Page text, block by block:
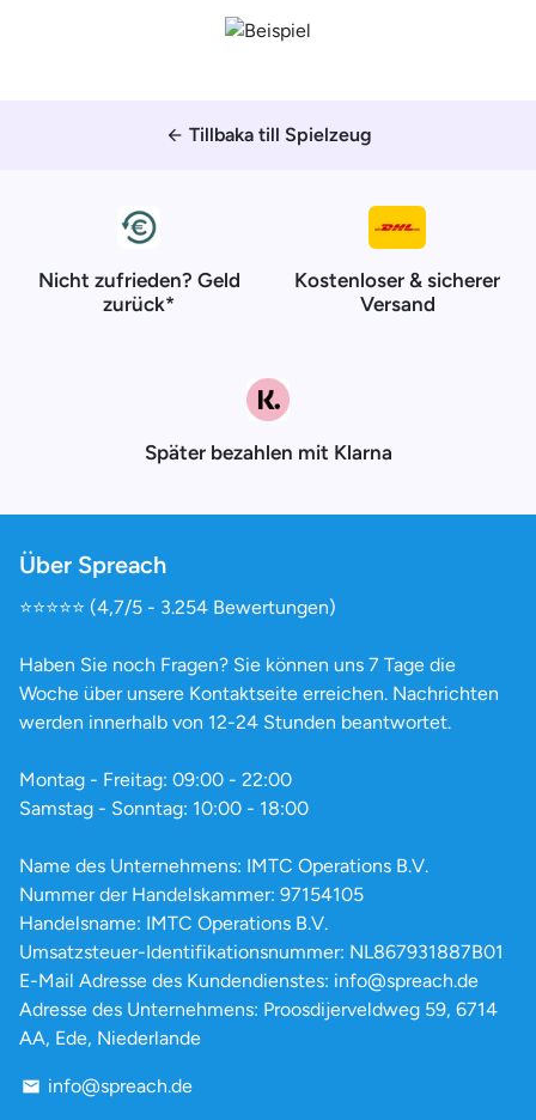
arrow_back Tillbaka till Spielzeug
Nicht zufrieden? Geld
zurück*
Kostenloser & sicherer
Versand
Später bezahlen mit Klarna
Über Spreach
⭐️⭐️⭐️⭐️⭐️ (4,7/5 - 3.254 Bewertungen)
Haben Sie noch Fragen? Sie können uns 7 Tage die
Woche über unsere Kontaktseite erreichen. Nachrichten
werden innerhalb von 12-24 Stunden beantwortet.
Montag - Freitag: 09:00 - 22:00
Samstag - Sonntag: 10:00 - 18:00
Name des Unternehmens: IMTC Operations B.V.
Nummer der Handelskammer: 97154105
Handelsname: IMTC Operations B.V.
Umsatzsteuer-Identifikationsnummer: NL867931887B01
E-Mail Adresse des Kundendienstes: info@spreach.de
Adresse des Unternehmens: Proosdijerveldweg 59, 6714
AA, Ede, Niederlande
email info@spreach.de